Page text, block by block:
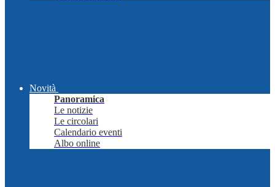
Novità
Panoramica
Le notizie
Le circolari
Calendario eventi
Albo online